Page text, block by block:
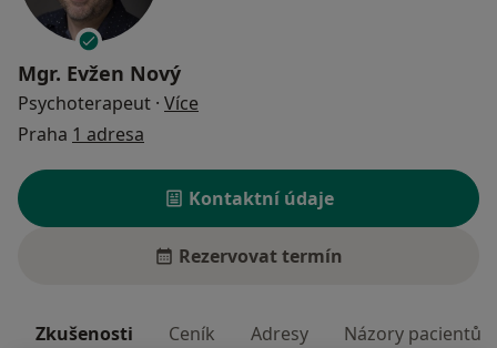
Mgr. Evžen Nový
Psychoterapeut · Více
Praha 1 adresa
Kontaktní údaje
Rezervovat termín
Zkušenosti Ceník Adresy Názory pacientů